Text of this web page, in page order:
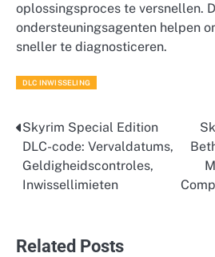
oplossingsproces te versnellen.
ondersteuningsagenten helpen
sneller te diagnosticeren.
DLC INWISSELING
Post
navigation
Skyrim Special Edition
DLC-code: Vervaldatums,
Geldigheidscontroles,
Inwissellimieten
Related Posts